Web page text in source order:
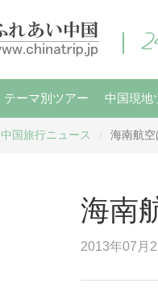
テーマ別ツアー 中国現地
中国旅行ニュース 海南航
海南
2013年07月